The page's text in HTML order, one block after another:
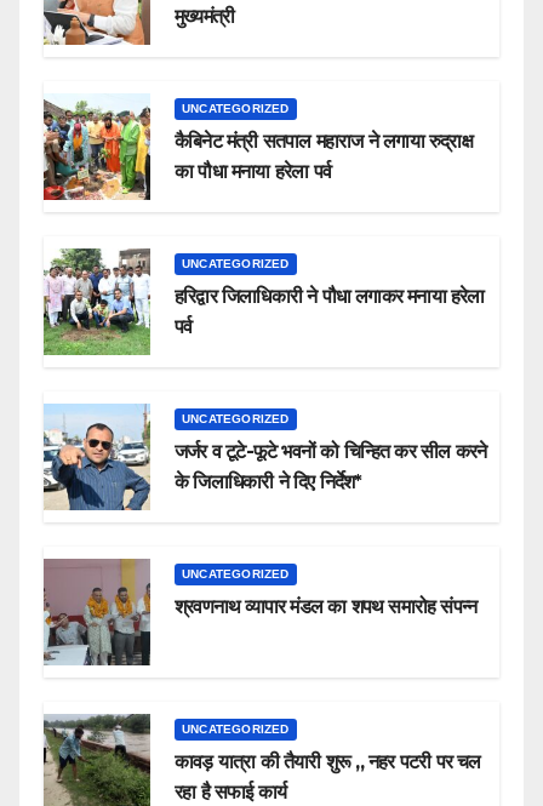
मुख्यमंत्री
UNCATEGORIZED
कैबिनेट मंत्री सतपाल महाराज ने लगाया रुद्राक्ष
का पौधा मनाया हरेला पर्व
UNCATEGORIZED
हरिद्वार जिलाधिकारी ने पौधा लगाकर मनाया हरेला
पर्व
UNCATEGORIZED
जर्जर व टूटे-फूटे भवनों को चिन्हित कर सील करने
के जिलाधिकारी ने दिए निर्देश*
UNCATEGORIZED
श्रवणनाथ व्यापार मंडल का शपथ समारोह संपन्न
UNCATEGORIZED
कावड़ यात्रा की तैयारी शुरू ,, नहर पटरी पर चल
रहा है सफाई कार्य